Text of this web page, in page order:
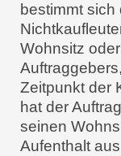
bestimmt
Wohnsitz
Zeitpunkt der
hat der
seinen
Aufenthalt